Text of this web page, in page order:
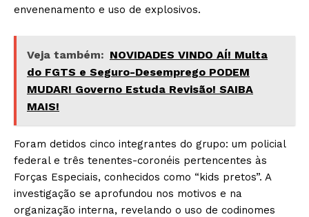
envenenamento e uso de explosivos.
Veja também: NOVIDADES VINDO AÍ! Multa
do FGTS e Seguro-Desemprego PODEM
MUDAR! Governo Estuda Revisão! SAIBA
MAIS!
Foram detidos cinco integrantes do grupo: um policial
federal e três tenentes-coronéis pertencentes às
Forças Especiais, conhecidos como “kids pretos”. A
investigação se aprofundou nos motivos e na
organização interna, revelando o uso de codinomes